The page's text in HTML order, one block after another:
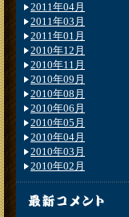
2011年04月
2011年03月
2011年01月
2010年12月
2010年11月
2010年09月
2010年08月
2010年06月
2010年05月
2010年04月
2010年03月
2010年02月